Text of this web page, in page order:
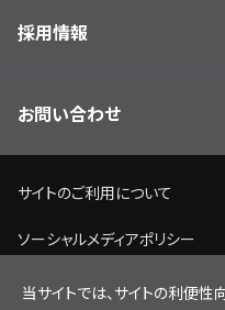
採用情報
お問い合わせ
サイトのご利用について
ソーシャルメディアポリシー
個人情報保護方針
当サイトでは、サイトの利便